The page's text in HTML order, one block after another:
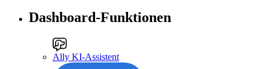
Dashboard-Funktionen
Ally KI-Assistent